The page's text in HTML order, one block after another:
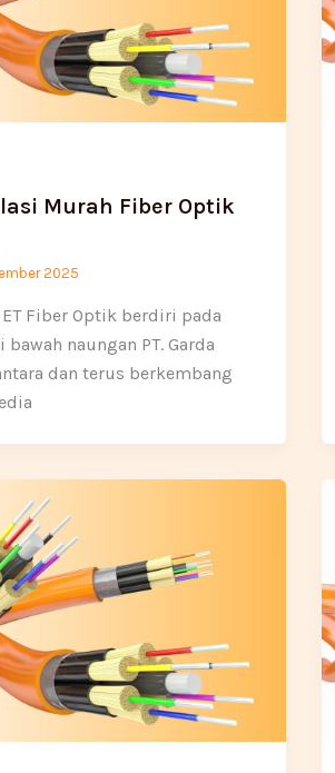
Murah Fiber Optik
2025
Fiber Optik berdiri pada
naungan PT. Garda
dan terus berkembang